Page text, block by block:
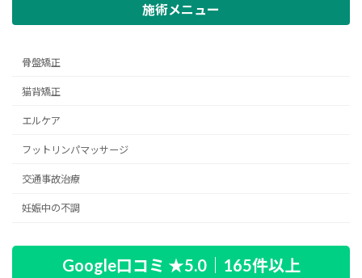
施術メニュー
骨盤矯正
猫背矯正
エルケア
フットリンパマッサージ
交通事故治療
妊娠中の不調
Google口コミ ★5.0｜165件以上